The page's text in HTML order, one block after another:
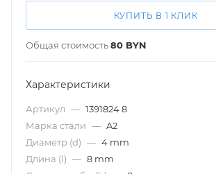
КУПИТЬ В 1 КЛИК
Общая стоимость80 BYN
Характеристики
Артикул — 1391824 8
Марка стали — A2
Диаметр (d) — 4 mm
Длина (l) — 8 mm